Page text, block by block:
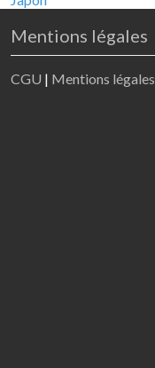
Mentions légales
CGU | Mentions légales